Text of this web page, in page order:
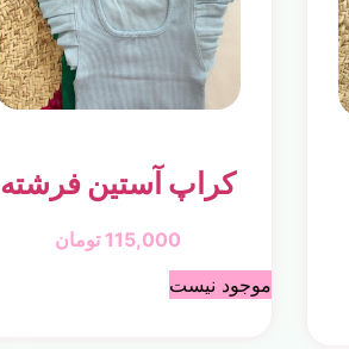
کراپ آستین فرشته
115,000 تومان
موجود نیست